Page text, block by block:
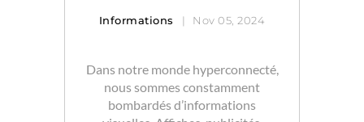
Informations Nov 05, 2024
Dans notre monde hyperconnecté,
nous sommes constamment
bombardés d’informations